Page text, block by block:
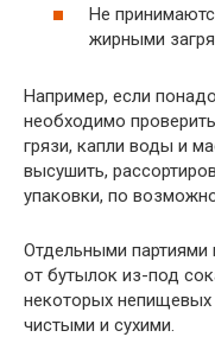
Не
жирными
Например, если
необходимо
грязи, капли воды и
высушить,
упаковки, по
Отдельными
от бутылок из-под
некоторых
чистыми и сухими.